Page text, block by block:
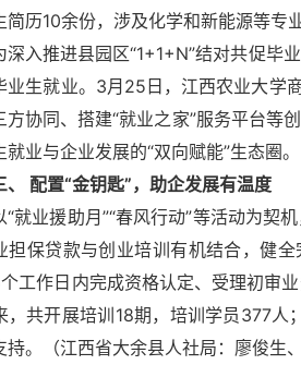
简历10余份，涉及化学和新能源等专业
深入推进县园区“1+1+N”结对共促毕
业生就业。3月25日，江西农业大学
方协同、搭建“就业之家”服务平台等
就业与企业发展的“双向赋能”生态圈。
、 配置“金钥匙”，助企发展有温度
“就业援助月”“春风行动”等活动为契
担保贷款与创业培训有机结合，健
工作日内完成资格认定、受理初审
，共开展培训18期，培训学员377
。
（江西省大余县人社局：廖俊生